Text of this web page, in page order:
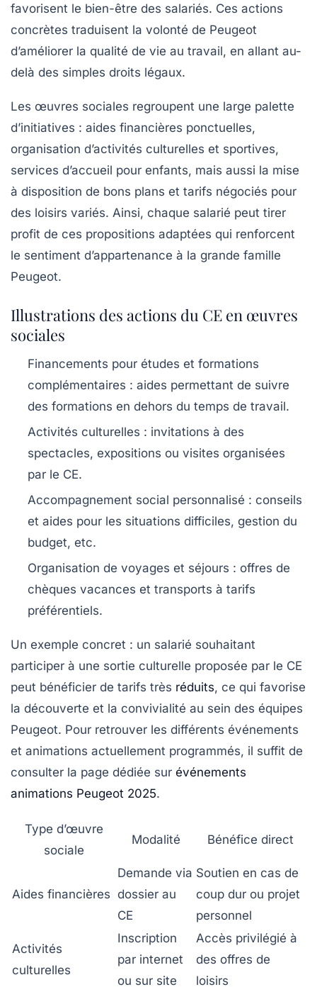
favorisent le bien-être des salariés. Ces actions
concrètes traduisent la volonté de Peugeot
d’améliorer la qualité de vie au travail, en allant au-
delà des simples droits légaux.
Les œuvres sociales regroupent une large palette
d’initiatives : aides financières ponctuelles,
organisation d’activités culturelles et sportives,
services d’accueil pour enfants, mais aussi la mise
à disposition de bons plans et tarifs négociés pour
des loisirs variés. Ainsi, chaque salarié peut tirer
profit de ces propositions adaptées qui renforcent
le sentiment d’appartenance à la grande famille
Peugeot.
Illustrations des actions du CE en œuvres
sociales
Financements pour études et formations
complémentaires : aides permettant de suivre
des formations en dehors du temps de travail.
Activités culturelles : invitations à des
spectacles, expositions ou visites organisées
par le CE.
Accompagnement social personnalisé : conseils
et aides pour les situations difficiles, gestion du
budget, etc.
Organisation de voyages et séjours : offres de
chèques vacances et transports à tarifs
préférentiels.
Un exemple concret : un salarié souhaitant
participer à une sortie culturelle proposée par le CE
peut bénéficier de tarifs très réduits, ce qui favorise
la découverte et la convivialité au sein des équipes
Peugeot. Pour retrouver les différents événements
et animations actuellement programmés, il suffit de
consulter la page dédiée sur événements
animations Peugeot 2025.
Type d’œuvre
sociale
Modalité Bénéfice direct
Aides financières
Demande via
dossier au
CE
Soutien en cas de
coup dur ou projet
personnel
Activités
culturelles
Inscription
par internet
ou sur site
Accès privilégié à
des offres de
loisirs